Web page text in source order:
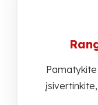
Pamatykite